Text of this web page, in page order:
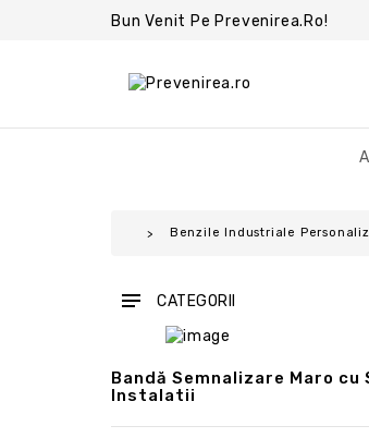
Bun Venit Pe Prevenirea.ro!
Benzile Industriale
CATEGORII
Bandă Semnalizare Maro
Instalatii